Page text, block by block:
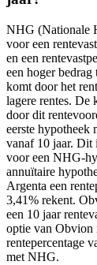
NHG (Nationale
voor een
en een
een hoger
komt door het
lagere rentes. De
door dit
eerste hypotheek
vanaf 10 jaar. Dit
voor een NHG-
annuïtaire
Argenta een
3,41% rekent.
een 10 jaar
optie van Obvion
rentepercentage
met NHG.